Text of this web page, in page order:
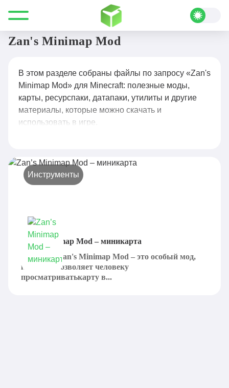
Все для Minecraft Zan's Minimap Mod
Zan's Minimap Mod
В этом разделе собраны файлы по запросу «Zan's
Minimap Mod» для Minecraft: полезные моды,
карты, ресурспаки, датапаки, утилиты и другие
материалы, которые можно скачать и
использовать в игре.
Инструменты
Zan’s Minimap Mod – миникарта
Minecraft Zan's Minimap Mod – это особый мод,
который позволяет человеку
просматриватькарту в...